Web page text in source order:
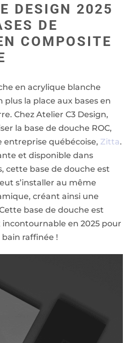
DESIGN 2025
DE
COMPOSITE
en acrylique blanche
plus la place aux bases en
Chez Atelier C3 Design,
la base de douche ROC,
québécoise, Zitta.
et disponible dans
cette base de douche est
s’installer au même
créant ainsi une
base de douche est
en 2025 pour
raffinée !